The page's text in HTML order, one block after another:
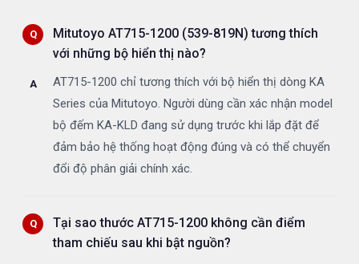
Mitutoyo AT715-1200 (539-819N) tương thích
với những bộ hiển thị nào?
AT715-1200 chỉ tương thích với bộ hiển thị dòng KA
Series của Mitutoyo. Người dùng cần xác nhận model
bộ đếm KA-KLD đang sử dụng trước khi lắp đặt để
đảm bảo hệ thống hoạt động đúng và có thể chuyển
đổi độ phân giải chính xác.
Tại sao thước AT715-1200 không cần điểm
tham chiếu sau khi bật nguồn?